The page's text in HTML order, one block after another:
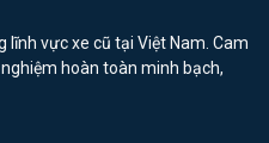
vực xe cũ tại Việt Nam. Cam
hoàn toàn minh bạch,